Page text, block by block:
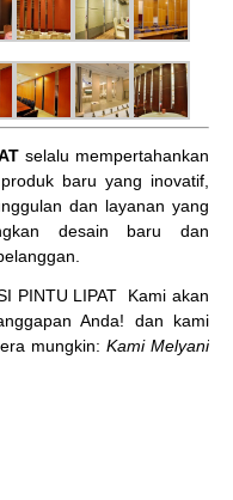
selalu mempertahankan
baru yang inovatif,
dan layanan yang
desain baru dan
PINTU LIPAT
Kami akan
Anda! dan kami
mungkin: Kami Melyani